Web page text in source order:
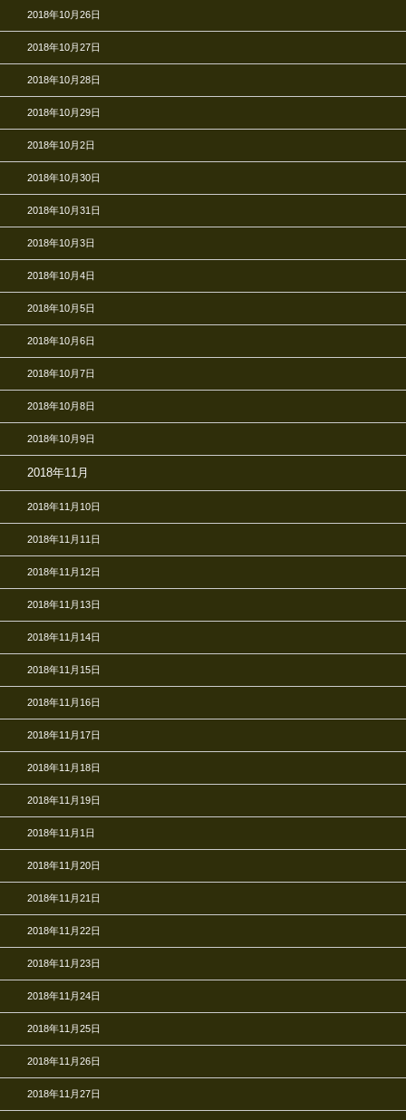
2018年10月26日
2018年10月27日
2018年10月28日
2018年10月29日
2018年10月2日
2018年10月30日
2018年10月31日
2018年10月3日
2018年10月4日
2018年10月5日
2018年10月6日
2018年10月7日
2018年10月8日
2018年10月9日
2018年11月
2018年11月10日
2018年11月11日
2018年11月12日
2018年11月13日
2018年11月14日
2018年11月15日
2018年11月16日
2018年11月17日
2018年11月18日
2018年11月19日
2018年11月1日
2018年11月20日
2018年11月21日
2018年11月22日
2018年11月23日
2018年11月24日
2018年11月25日
2018年11月26日
2018年11月27日